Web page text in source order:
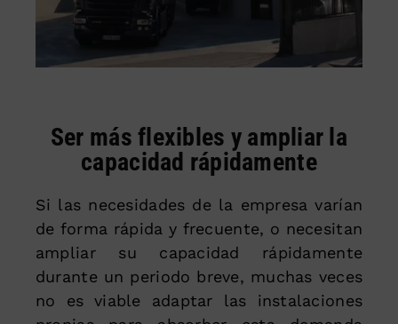
Ser más flexibles y ampliar la
capacidad rápidamente
Si las necesidades de la empresa varían
de forma rápida y frecuente, o necesitan
ampliar su capacidad rápidamente
durante un periodo breve, muchas veces
no es viable adaptar las instalaciones